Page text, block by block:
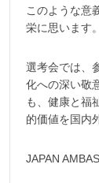
このような意
栄に思います。
選考会では、
化への深い敬
も、健康と福
的価値を国内
JAPAN